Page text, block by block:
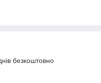
безкоштовно